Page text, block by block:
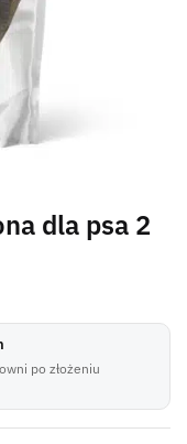
dla psa 2
po złożeniu